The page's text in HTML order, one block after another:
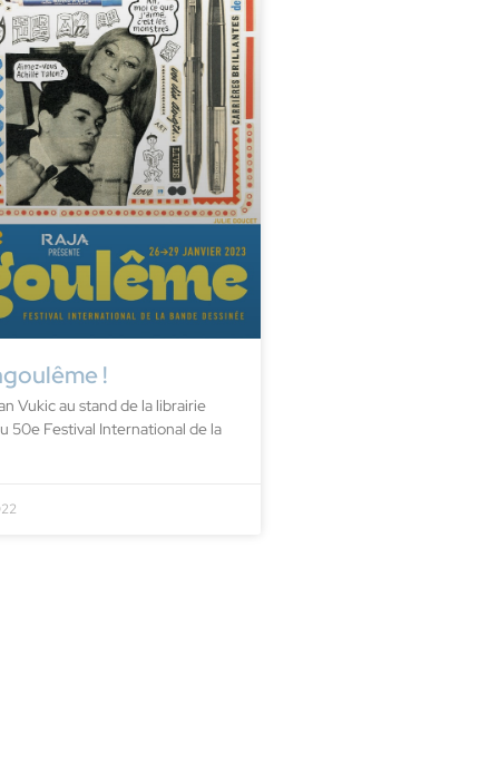
!
Vukic au stand de la librairie
50e Festival International de la